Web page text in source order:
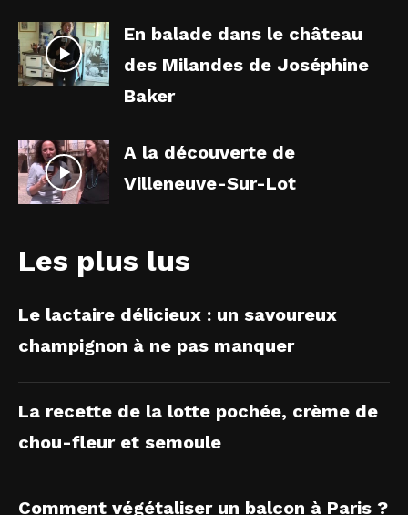
En balade dans le château
des Milandes de Joséphine
Baker
A la découverte de
Villeneuve-Sur-Lot
Les plus lus
Le lactaire délicieux : un savoureux
champignon à ne pas manquer
La recette de la lotte pochée, crème de
chou-fleur et semoule
Comment végétaliser un balcon à Paris ?